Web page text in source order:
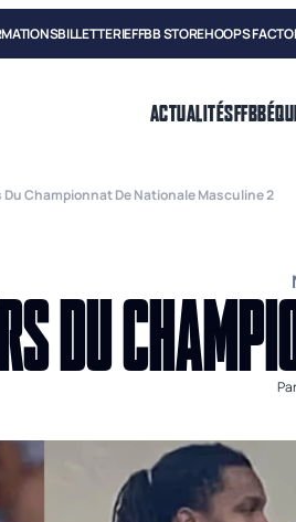
BILLETTERIEFFBB STOREHOOPS
ACTUALITÉSFFBB
Du Championnat De Nationale Masculine 2
DU Par